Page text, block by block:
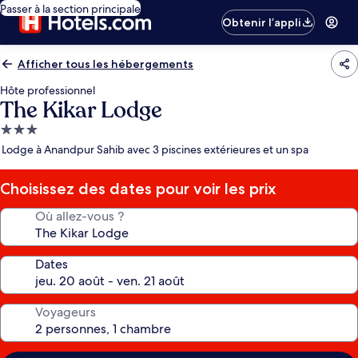
Passer à la section principale
Obtenir l’appli
Afficher tous les hébergements
Hôte professionnel
The Kikar Lodge
Hébergement
3.0 étoiles
Lodge à Anandpur Sahib avec 3 piscines extérieures et un spa
Choisissez des dates pour voir les prix
Où allez-vous ?
Dates
Voyageurs